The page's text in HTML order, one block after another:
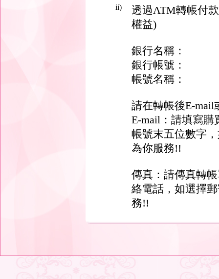
ii)
透過ATM轉帳付
權益)
銀行名稱：
銀行帳號：
帳號名稱：
請在轉帳後E-
E-mail：請填寫
帳號末五位數字
為你服務!!
傳真：請傳真轉
絡電話，如選擇
務!!